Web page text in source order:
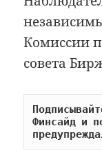
Комиссии
совета
Финсайд и